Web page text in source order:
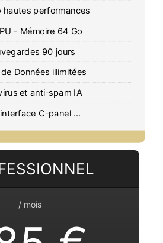
hautes performances
- Mémoire 64 Go
90 jours
Données illimitées
et anti-spam IA
C-panel ...
/ mois